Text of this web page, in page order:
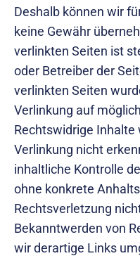
Deshalb können wir
keine Gewähr
verlinkten Seiten ist
oder Betreiber der
verlinkten Seiten
Verlinkung auf
Rechtswidrige
Verlinkung nicht
inhaltliche Kontrolle
ohne konkrete
Rechtsverletzung
Bekanntwerden von
wir derartige Links